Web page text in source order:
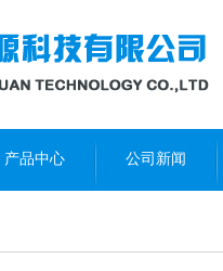
产品中心 公司新闻